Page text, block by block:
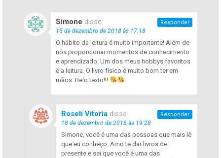
Simone disse:
15 de dezembro de 2018 às 17:18
O hábito da leitura é muito importante! Além de
nós proporcionar momentos de conhecimento
e aprendizado. Um dos meus hobbys favoritos
é a leitura. O livro físico é muito bom ter em
mãos. Belo texto!!!
Responder
Roseli Vitoria disse:
18 de dezembro de 2018 às 19:28
Simone, você é uma das pessoas que mais lê
que eu conheço. Amo te dar livros de
presente e sei que você é uma das
Responder